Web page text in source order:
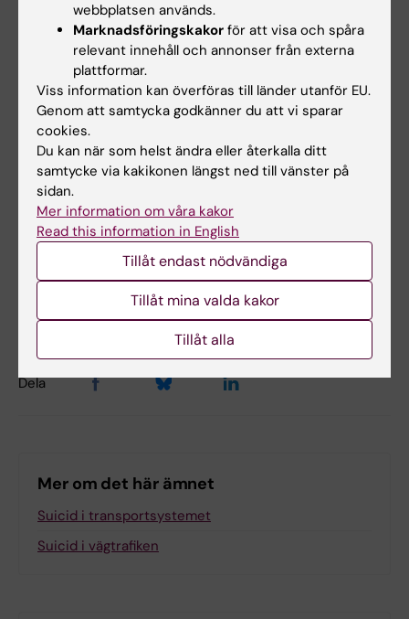
är en del av en större helhet. Förhoppningen
är att projektet ska bidra till att insatser i den
spårbundna trafiken används där de kan göra
störst nytta för att förebygga suicid, säger
projektledareJohan Fredin-Knutzén,
doktorand vid
informatik, management och etik, KI.
Tags
Anslag Suicidforskning
Anne Hammarskjöld
2026-05-25
Dela
Mer om det här ämnet
Suicid i transportsystemet
Suicid i vägtrafiken
webbplatsen används.
Marknadsföringskakor för att visa och spåra
relevant innehåll och annonser från externa
plattformar.
Viss information kan överföras till länder utanför EU.
Genom att samtycka godkänner du att vi sparar
cookies.
Du kan när som helst ändra eller återkalla ditt
samtycke via kakikonen längst ned till vänster på
sidan.
Mer information om våra kakor
Read this information in English
Tillåt endast nödvändiga
Tillåt mina valda kakor
Tillåt alla